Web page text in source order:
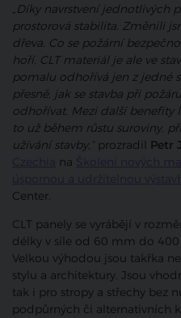
„Díky navrstvení jednotlivých
prostorová stabilita. Změnili
dřeva. Co se požární
hoří, CLT materiál je ale ve
pomalu odhořívá jen z jedné
přesně, jak se stavba při
odhořívat. Mezi další benefity
to už během růstu suroviny,
užívání stavby,“ prozradil Petr
Czechia
na
Školení nových
úspornou a udržitelnou
Center.
CLT panely se vyrábějí v
délky v síle od 60 mm do
Velkou výhodou jsou takřka
stylu a architektury. Jsou
tak i pro stropy a střechy bez
podpůrných či alternativních